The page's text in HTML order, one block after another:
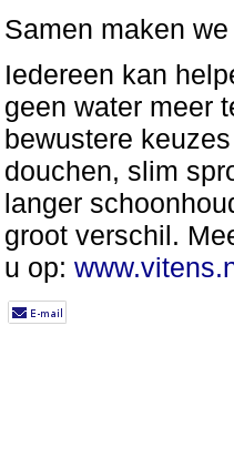
Samen maken
Iedereen kan
geen water meer
bewustere
douchen, slim
langer
groot verschil.
u op: